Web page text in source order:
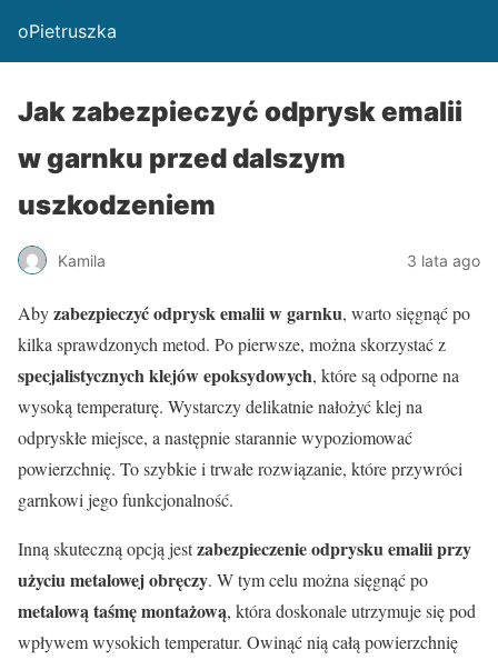
oPietruszka
Jak zabezpieczyć odprysk emalii
w garnku przed dalszym
uszkodzeniem
Kamila 3 lata ago
Abyzabezpieczyć odprysk emalii w garnku, warto sięgnąć po
kilka sprawdzonych metod. Po pierwsze, można skorzystać z
specjalistycznych klejów epoksydowych, które są odporne na
wysoką temperaturę. Wystarczy delikatnie nałożyć klej na
odpryskłe miejsce, a następnie starannie wypoziomować
powierzchnię. To szybkie i trwałe rozwiązanie, które przywróci
garnkowi jego funkcjonalność.
Inną skuteczną opcją jestzabezpieczenie odprysku emalii przy
użyciu metalowej obręczy. W tym celu można sięgnąć po
metalową taśmę montażową, która doskonale utrzymuje się pod
wpływem wysokich temperatur. Owinąć nią całą powierzchnię